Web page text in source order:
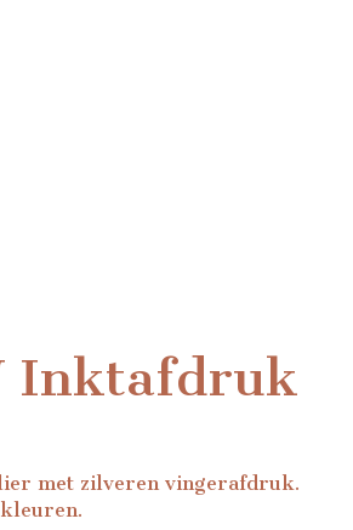
Inktafdruk
met zilveren vingerafdruk.